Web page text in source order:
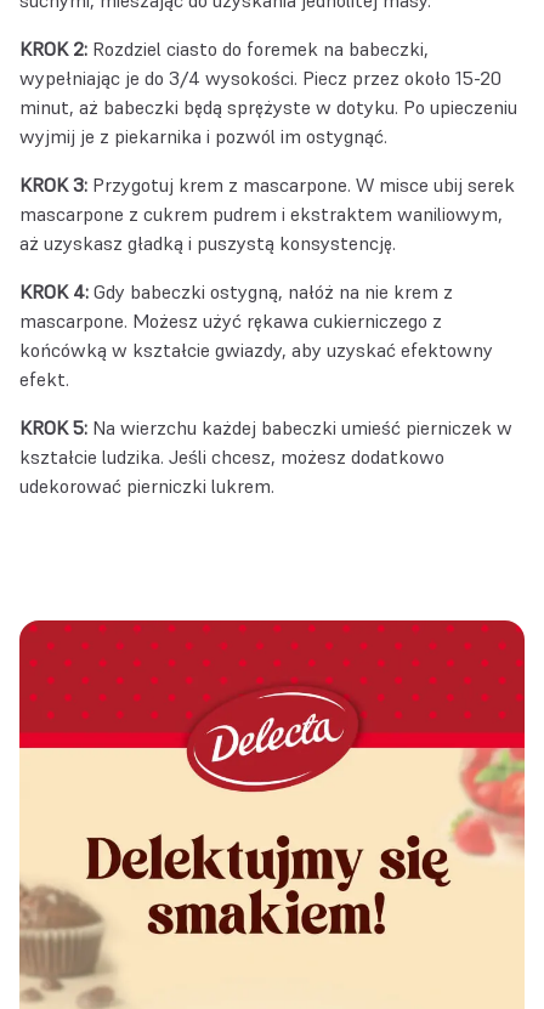
KROK 2: Rozdziel ciasto do foremek na babeczki,
wypełniając je do 3/4 wysokości. Piecz przez około 15-20
minut, aż babeczki będą sprężyste w dotyku. Po upieczeniu
wyjmij je z piekarnika i pozwól im ostygnąć.
KROK 3: Przygotuj krem z mascarpone. W misce ubij serek
mascarpone z cukrem pudrem i ekstraktem waniliowym,
aż uzyskasz gładką i puszystą konsystencję.
KROK 4: Gdy babeczki ostygną, nałóż na nie krem z
mascarpone. Możesz użyć rękawa cukierniczego z
końcówką w kształcie gwiazdy, aby uzyskać efektowny
efekt.
KROK 5: Na wierzchu każdej babeczki umieść pierniczek w
kształcie ludzika. Jeśli chcesz, możesz dodatkowo
udekorować pierniczki lukrem.